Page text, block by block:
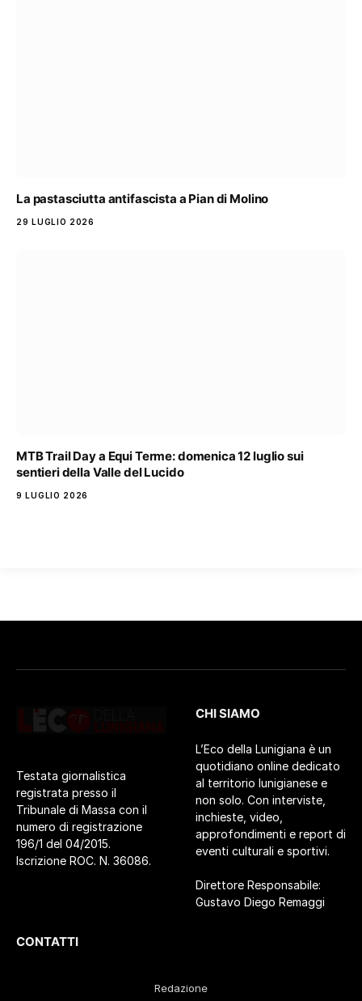
La pastasciutta antifascista a Pian di Molino
29 LUGLIO 2026
MTB Trail Day a Equi Terme: domenica 12 luglio sui
sentieri della Valle del Lucido
9 LUGLIO 2026
Testata giornalistica
registrata presso il
Tribunale di Massa con il
numero di registrazione
196/1 del 04/2015.
Iscrizione ROC. N. 36086.
CHI SIAMO
L’Eco della Lunigiana è un
quotidiano online dedicato
al territorio lunigianese e
non solo. Con interviste,
inchieste, video,
approfondimenti e report di
eventi culturali e sportivi.
Direttore Responsabile:
Gustavo Diego Remaggi
CONTATTI
Redazione